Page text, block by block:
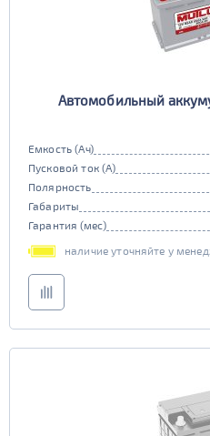
Автомобильный
Емкость (Ач)
Пусковой ток (А)
Полярность
Габариты
Гарантия (мес)
наличие уточняйте у